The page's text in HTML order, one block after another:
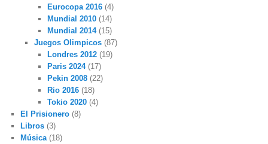
Eurocopa 2016 (4)
Mundial 2010 (14)
Mundial 2014(15)
Juegos Olimpicos(87)
Londres 2012 (19)
Paris 2024(17)
Pekin 2008 (22)
Rio 2016 (18)
Tokio 2020 (4)
El Prisionero (8)
Libros (3)
Música (18)